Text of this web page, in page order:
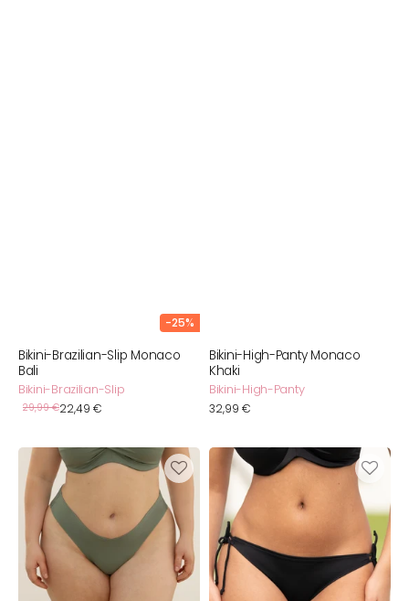
-25%
Bikini-Brazilian-Slip Monaco
Bali
Bikini-Brazilian-Slip
Normaler
29,99 €
Verkaufspreis
22,49 €
Bikini-High-Panty Monaco
Khaki
Bikini-High-Panty
Normaler
32,99 €
Bikini-
Brazilian-
Slip
Monaco
Khaki
Bikini-
Brazilian
Monaco
Black